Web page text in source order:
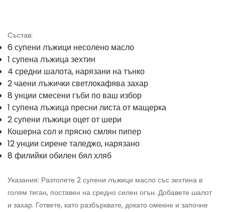
Състав:
6 супени лъжици несолено масло
1 супена лъжица зехтин
4 средни шалота, нарязани на тънко
2 чаени лъжички светлокафява захар
8 унции смесени гъби по ваш избор
1 супена лъжица пресни листа от мащерка
2 супени лъжици оцет от шери
Кошерна сол и прясно смлян пипер
12 унции сирене таледжо, нарязано
8 филийки обилен бял хляб
Указания: Разтопете 2 супени лъжици масло със зехтина в
голям тиган, поставен на средно силен огън. Добавете шалот
и захар. Гответе, като разбърквате, докато омекне и започне